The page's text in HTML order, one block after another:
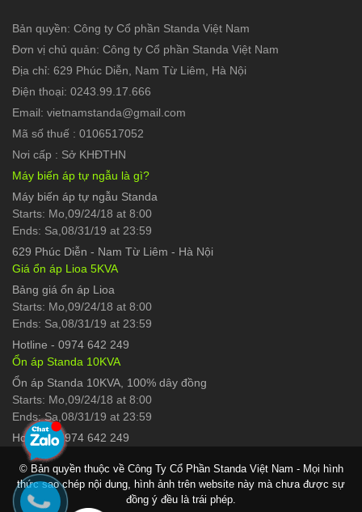
Bản quyền: Công ty Cổ phần Standa Việt Nam
Đơn vị chủ quản: Công ty Cổ phần Standa Việt Nam
Địa chỉ: 629 Phúc Diễn, Nam Từ Liêm, Hà Nội
Điện thoại: 0243.99.17.666
Email: vietnamstanda@gmail.com
Mã số thuế : 0106517052
Nơi cấp : Sở KHĐTHN
Máy biến áp tự ngẫu là gì?
Máy biến áp tự ngẫu Standa
Starts: Mo,09/24/18 at 8:00
Ends: Sa,08/31/19 at 23:59
629 Phúc Diễn - Nam Từ Liêm - Hà Nội
Giá ổn áp Lioa 5KVA
Bảng giá ổn áp Lioa
Starts: Mo,09/24/18 at 8:00
Ends: Sa,08/31/19 at 23:59
Hotline - 0974 642 249
Ổn áp Standa 10KVA
Ổn áp Standa 10KVA, 100% dây đồng
Starts: Mo,09/24/18 at 8:00
Ends: Sa,08/31/19 at 23:59
Hotline-0974 642 249
© Bản quyền thuộc về Công Ty Cổ Phần Standa Việt Nam - Mọi hình
thức sao chép nội dung, hình ảnh trên website này mà chưa được sự
đồng ý đều là trái phép.